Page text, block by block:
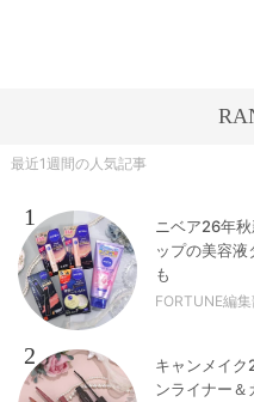
最近1週間の人気記事
1
ニベア26年
ップの美容
も
FORTUNE編集
2
キャンメイク
ンライナー